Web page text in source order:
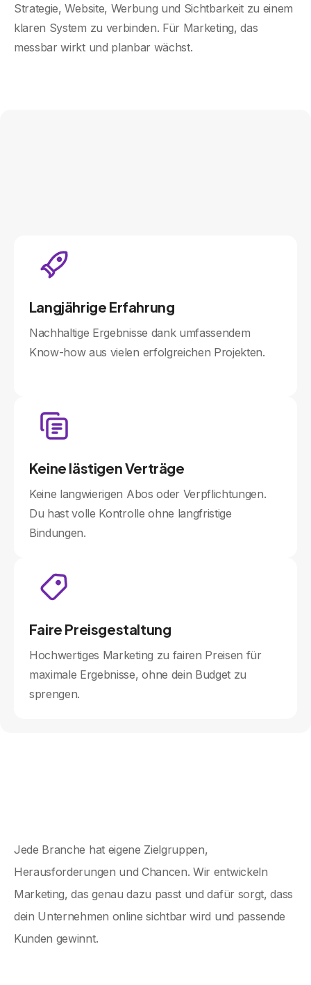
Strategie, Website, Werbung und Sichtbarkeit zu einem
klaren System zu verbinden. Für Marketing, das
messbar wirkt und planbar wächst.
Langjährige Erfahrung
Nachhaltige Ergebnisse dank umfassendem
Know-how aus vielen erfolgreichen Projekten.
Keine lästigen Verträge
Keine langwierigen Abos oder Verpflichtungen.
Du hast volle Kontrolle ohne langfristige
Bindungen.
Faire Preisgestaltung
Hochwertiges Marketing zu fairen Preisen für
maximale Ergebnisse, ohne dein Budget zu
sprengen.
Jede Branche hat eigene Zielgruppen,
Herausforderungen und Chancen. Wir entwickeln
Marketing, das genau dazu passt und dafür sorgt, dass
dein Unternehmen online sichtbar wird und passende
Kunden gewinnt.